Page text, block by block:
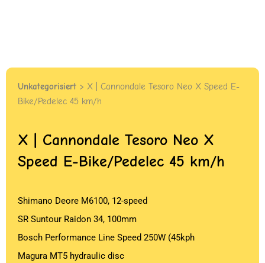
Unkategorisiert > X | Cannondale Tesoro Neo X Speed E-
Bike/Pedelec 45 km/h
X | Cannondale Tesoro Neo X
Speed E-Bike/Pedelec 45 km/h
Shimano Deore M6100, 12-speed
SR Suntour Raidon 34, 100mm
Bosch Performance Line Speed 250W (45kph
Magura MT5 hydraulic disc